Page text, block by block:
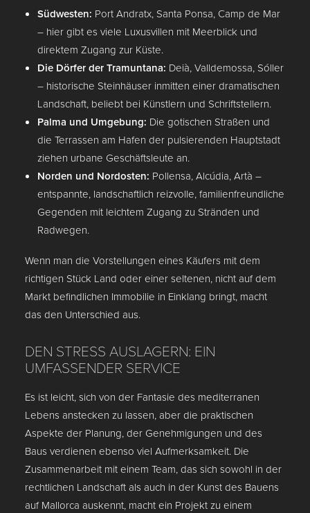
Südwesten: Port Andratx, Santa Ponsa, Camp de Mar
– hier gibt es viele Luxusvillen mit Meerblick und
direktem Zugang zur Küste.
Die Dörfer der Tramuntana: Deià, Valldemossa, Sóller
– historische Steinhäuser inmitten einer dramatischen
Landschaft, beliebt bei Künstlern und Schriftstellern.
Palma und Umgebung: Die gotischen Straßen und
die Terrassen am Hafen der pulsierenden Hauptstadt
ziehen urbane Geschäftsleute an.
Norden und Nordosten: Pollensa, Alcúdia, Artà –
entspannte, landschaftlich reizvolle, familienfreundliche
Gegenden mit leichtem Zugang zu Stränden und
Radwegen.
Wenn man die Vorstellungen eines Käufers mit dem
richtigen Stück Land oder einer seltenen, nicht auf dem
Markt befindlichen Immobilie in Einklang bringt, macht
das den Unterschied aus.
DEN STRESS AUSLAGERN: EIN
UMFASSENDER SERVICE
Es ist leicht, sich von der Fantasie des mediterranen
Lebens anstecken zu lassen, aber die praktischen
Aspekte der Planung, der Genehmigungen und des
Baus verdienen ebenso viel Aufmerksamkeit. Die
Zusammenarbeit mit einem Team, das sich sowohl in der
rechtlichen Landschaft als auch in der Kunst des Bauens
auf Mallorca auskennt, macht ein Projekt zu einem